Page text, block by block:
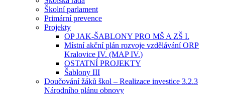
Školní parlament
Primární prevence
Projekty
OP JAK-ŠABLONY PRO MŠ A ZŠ I.
Místní akční plán rozvoje vzdělávání ORP
Kralovice IV. (MAP IV.)
OSTATNÍ PROJEKTY
Šablony III
Doučování žáků škol – Realizace investice 3.2.3
Národního plánu obnovy